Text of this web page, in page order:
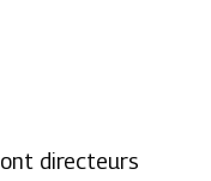
directeurs